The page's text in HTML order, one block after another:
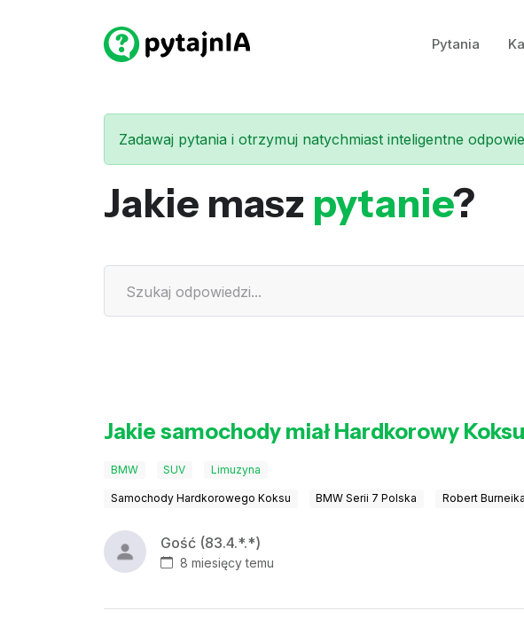
Pytania
Zadawaj pytania i otrzymuj natychmiast inteligentne
Jakie masz pytanie?
Jakie samochody miał Hardkorowy
BMW SUV Limuzyna
Samochody Hardkorowego Koksu BMW Serii 7 Polska Robert
Gość (83.4.*.*)
8 miesięcy temu